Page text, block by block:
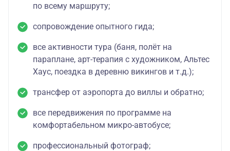
по всему маршруту;
сопровождение опытного гида;
все активности тура (баня, полёт на
параплане, арт-терапия с художником, Альтес
Хаус, поездка в деревню викингов и т.д.);
трансфер от аэропорта до виллы и обратно;
все передвижения по программе на
комфортабельном микро-автобусе;
профессиональный фотограф;